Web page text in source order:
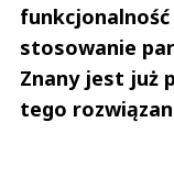
stosowanie
Znany jest już
tego
Andrzej i